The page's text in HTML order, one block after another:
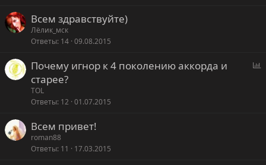
Всем здравствуйте)
Лёлик_мск
Ответы 14 09.08.2015
Почему игнор к 4 поколению аккорда и
старее?
TOL
Ответы 12 01.07.2015
Всем привет!
roman88
Ответы 11 17.03.2015